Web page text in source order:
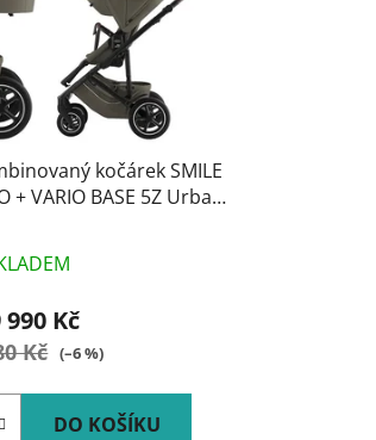
kočárek SMILE
+ VARIO BASE 5Z Urban
990 Kč
Kč (–6 %)
DO KOŠÍKU